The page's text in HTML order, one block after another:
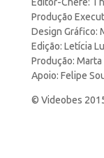
Produção
Design Gráfico:
Edição: Letícia
Produção: Marta
Apoio: Felipe
© Videobes